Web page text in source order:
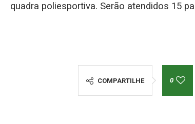
quadra poliesportiva. Serão atendidos 15
COMPARTILHE 0